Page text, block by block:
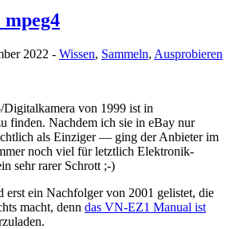
2022 - Wissen, Sammeln, Ausprobieren
von 1999 ist in
finden. Nachdem ich sie in eBay nur
als Einziger — ging der Anbieter im
noch viel für letztlich Elektronik-
sehr rarer Schrott ;-)
ein Nachfolger von 2001 gelistet, die
macht, denn das VN-EZ1 Manual ist